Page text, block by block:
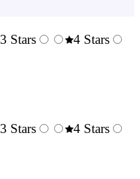
3 Stars
4 Stars
3 Stars
4 Stars